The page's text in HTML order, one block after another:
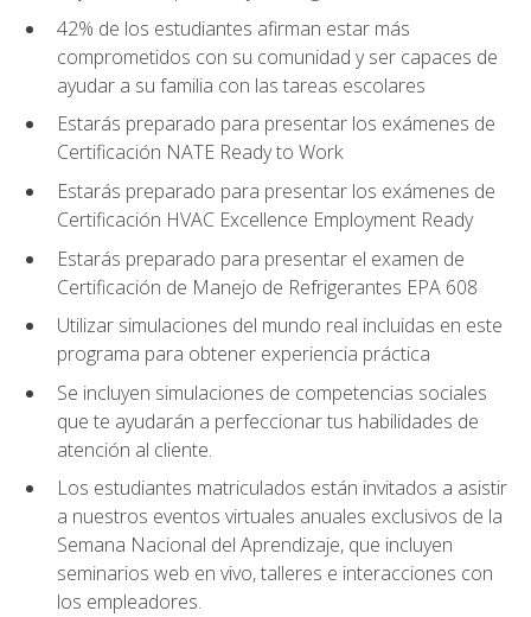
42% de los estudiantes afirman estar más
comprometidos con su comunidad y ser capaces de
ayudar a su familia con las tareas escolares
Estarás preparado para presentar los exámenes de
Certificación NATE Ready to Work
Estarás preparado para presentar los exámenes de
Certificación HVAC Excellence Employment Ready
Estarás preparado para presentar el examen de
Certificación de Manejo de Refrigerantes EPA 608
Utilizar simulaciones del mundo real incluidas en este
programa para obtener experiencia práctica
Se incluyen simulaciones de competencias sociales
que te ayudarán a perfeccionar tus habilidades de
atención al cliente.
Los estudiantes matriculados están invitados a asistir
a nuestros eventos virtuales anuales exclusivos de la
Semana Nacional del Aprendizaje, que incluyen
seminarios web en vivo, talleres e interacciones con
los empleadores.